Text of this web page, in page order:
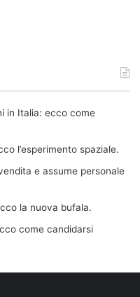
in Italia: ecco come
l’esperimento spaziale.
e assume personale
la nuova bufala.
come candidarsi